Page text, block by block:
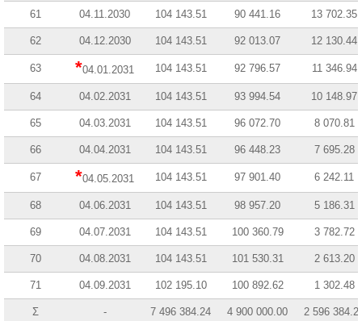
61 04.11.2030 104 143.51 90 441.16 13 702.35
62 04.12.2030 104 143.51 92 013.07 12 130.44
63 *04.01.2031 104 143.51 92 796.57 11 346.94
64 04.02.2031 104 143.51 93 994.54 10 148.97
65 04.03.2031 104 143.51 96 072.70 8 070.81
66 04.04.2031 104 143.51 96 448.23 7 695.28
67 *04.05.2031 104 143.51 97 901.40 6 242.11
68 04.06.2031 104 143.51 98 957.20 5 186.31
69 04.07.2031 104 143.51 100 360.79 3 782.72
70 04.08.2031 104 143.51 101 530.31 2 613.20
71 04.09.2031 102 195.10 100 892.62 1 302.48
Σ - 7 496 384.24 4 900 000.00 2 596